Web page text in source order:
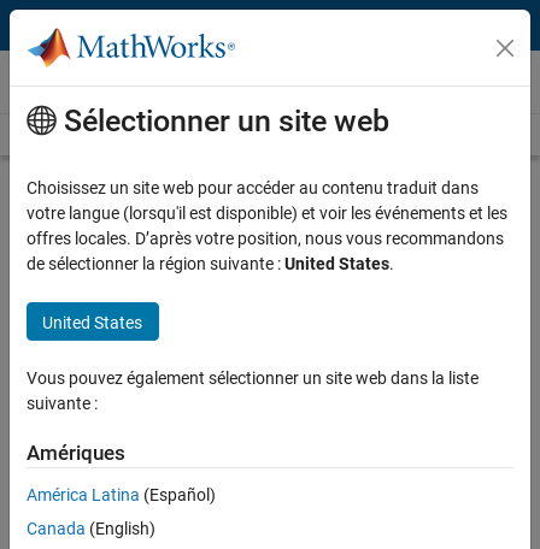
Passer au contenu
Vidéos
视频首页 搜索
播
描述
机电控系统开发流程介绍
录制日期: 2015 年 6 月 18 日
相关资源
反馈
Sélectionner un site web
Choisissez un site web pour accéder au contenu traduit dans
votre langue (lorsqu'il est disponible) et voir les événements et les
offres locales. D’après votre position, nous vous recommandons
de sélectionner la région suivante :United States.
United States
Vous pouvez également sélectionner un site web dans la liste
suivante :
Amériques
América Latina (Español)
Canada (English)